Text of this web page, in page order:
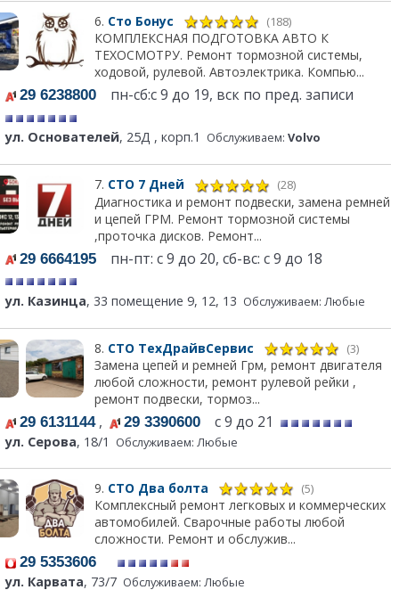
6. Сто Бонус (188)
КОМПЛЕКСНАЯ ПОДГОТОВКА АВТО К
ТЕХОСМОТРУ. Ремонт тормозной системы,
ходовой, рулевой. Автоэлектрика. Компью...
29 6238800 пн-сб:с 9 до 19, вск по пред. записи
ул. Основателей, 25Д , корп.1 Обслуживаем: Volvo
7. СТО 7 Дней (28)
Диагностика и ремонт подвески, замена ремней
и цепей ГРМ. Ремонт тормозной системы
,проточка дисков. Ремонт...
29 6664195 пн-пт: с 9 до 20, сб-вс: с 9 до 18
ул. Казинца, 33 помещение 9, 12, 13 Обслуживаем: Любые
8. СТО ТехДрайвСервис (3)
Замена цепей и ремней Грм, ремонт двигателя
любой сложности, ремонт рулевой рейки ,
ремонт подвески, тормоз...
29 6131144, 29 3390600 с 9 до 21
ул. Серова, 18/1 Обслуживаем: Любые
9. СТО Два болта (5)
Комплексный ремонт легковых и коммерческих
автомобилей. Сварочные работы любой
сложности. Ремонт и обслужив...
29 5353606
ул. Карвата, 73/7 Обслуживаем: Любые